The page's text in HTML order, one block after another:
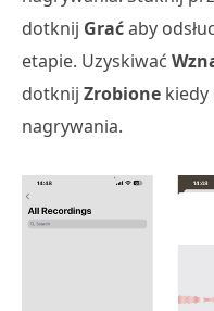
dotknij Graćaby
etapie. Uzyskiwać
dotknij Zrobione kiedy
nagrywania.